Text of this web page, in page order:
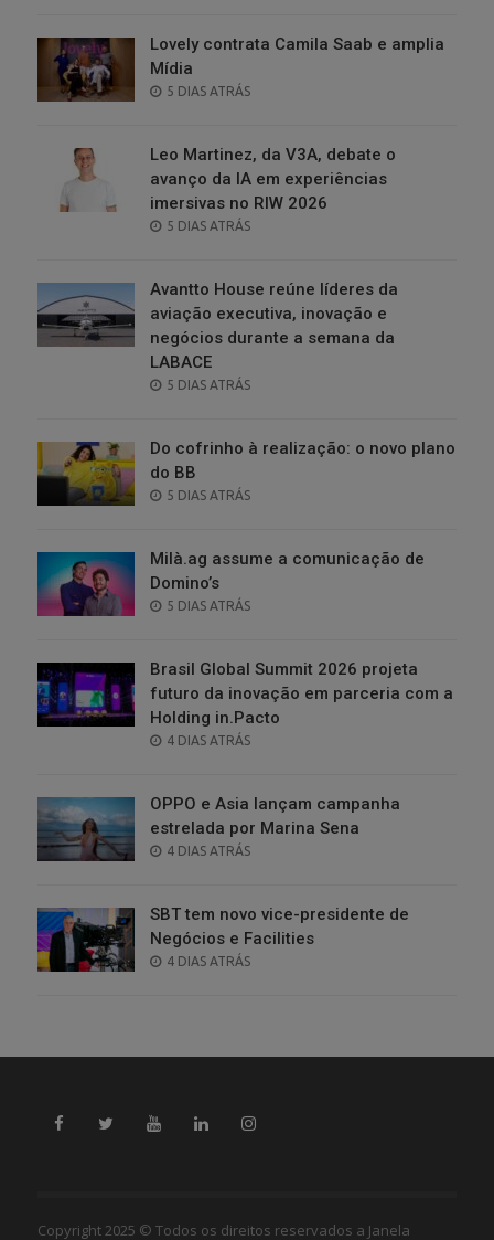
Lovely contrata Camila Saab e amplia
Mídia
POSTED
5 DIAS ATRÁS
Leo Martinez, da V3A, debate o
avanço da IA em experiências
imersivas no RIW 2026
POSTED
5 DIAS ATRÁS
Avantto House reúne líderes da
aviação executiva, inovação e
negócios durante a semana da
LABACE
POSTED
5 DIAS ATRÁS
Do cofrinho à realização: o novo plano
do BB
POSTED
5 DIAS ATRÁS
Milà.ag assume a comunicação de
Domino’s
POSTED
5 DIAS ATRÁS
Brasil Global Summit 2026 projeta
futuro da inovação em parceria com a
Holding in.Pacto
POSTED
4 DIAS ATRÁS
OPPO e Asia lançam campanha
estrelada por Marina Sena
POSTED
4 DIAS ATRÁS
SBT tem novo vice-presidente de
Negócios e Facilities
POSTED
4 DIAS ATRÁS
Copyright 2025 © Todos os direitos reservados a Janela